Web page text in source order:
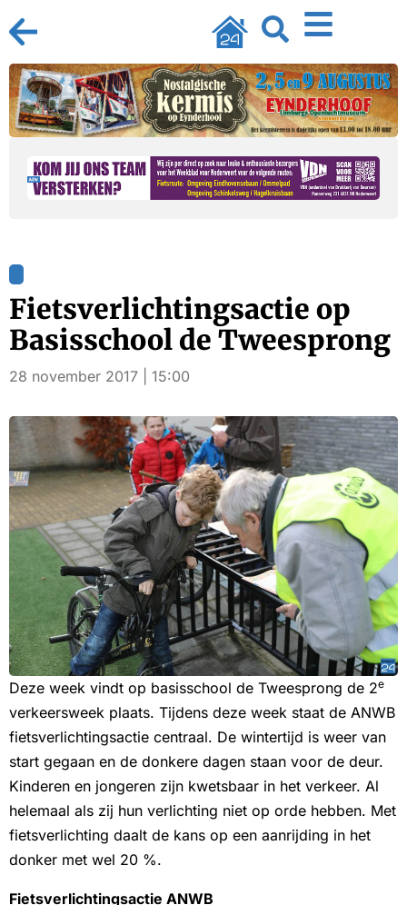
Fietsverlichtingsactie op
Basisschool de Tweesprong
28 november 2017 | 15:00
Deze week vindt op basisschool de Tweesprong de 2e
verkeersweek plaats. Tijdens deze week staat de ANWB
fietsverlichtingsactie centraal. De wintertijd is weer van
start gegaan en de donkere dagen staan voor de deur.
Kinderen en jongeren zijn kwetsbaar in het verkeer. Al
helemaal als zij hun verlichting niet op orde hebben. Met
fietsverlichting daalt de kans op een aanrijding in het
donker met wel 20 %.
Fietsverlichtingsactie ANWB